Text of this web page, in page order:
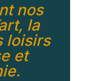
nos
la
loisirs
et